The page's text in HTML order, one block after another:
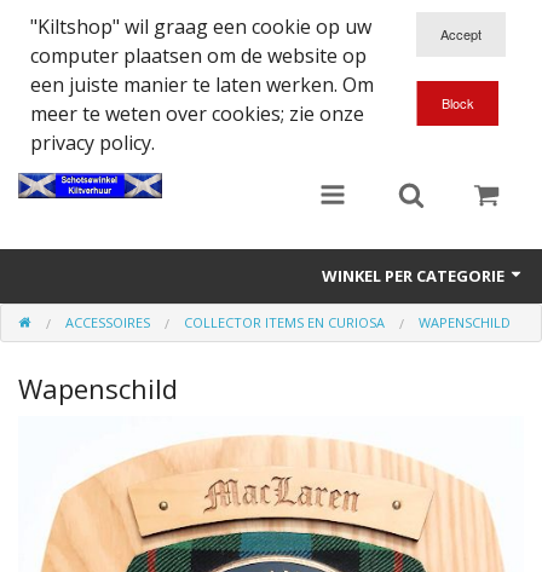
"Kiltshop" wil graag een cookie op uw
computer plaatsen om de website op
een juiste manier te laten werken. Om
meer te weten over cookies; zie onze
privacy policy.
WINKEL PER CATEGORIE
Accessoires
Doedelzakspeler
Kilt - Kleding
Highland Titles
ACCESSOIRES COLLECTOR ITEMS EN CURIOSA WAPENSCHILD
Wapenschild